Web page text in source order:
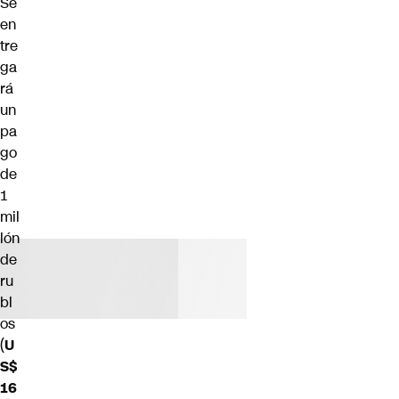
en
tre
ga
rá
un
pa
go
de
1
mil
lón
de
ru
bl
os
(U
S$
16